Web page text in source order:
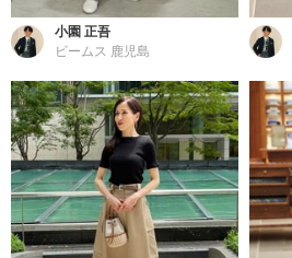
小園 正吾
ビームス 鹿児島